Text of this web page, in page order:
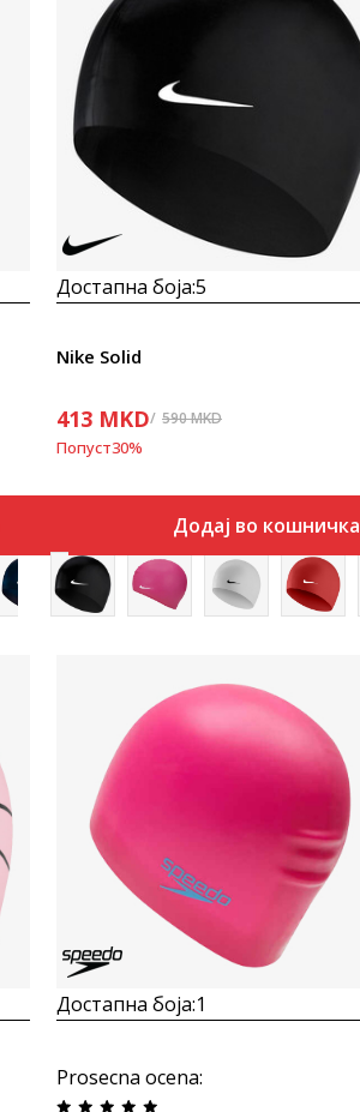
Uporedi
Достапна боја:5
Nike Solid
413 MKD 590MKD
Попуст30%
Додај во кошничка
Достапна боја:1
Prosecna ocena: